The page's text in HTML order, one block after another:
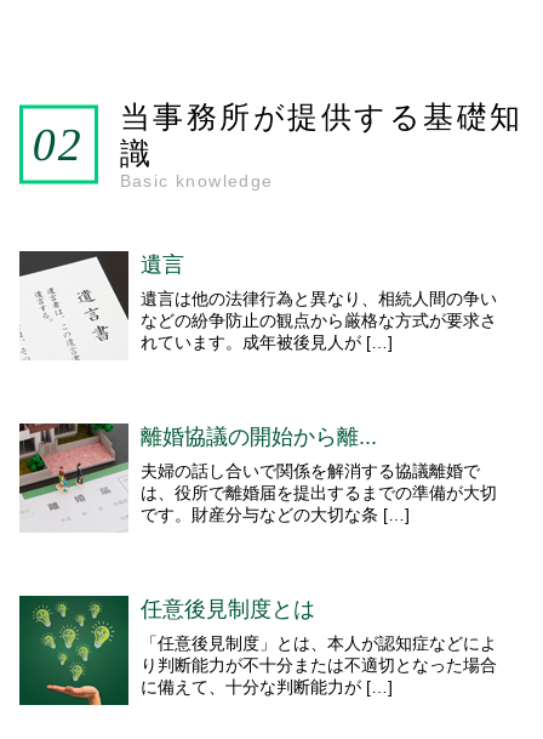
当事務所が提供する基礎知
識
Basic knowledge
遺言
遺言は他の法律行為と異なり、相続人間の争い
などの紛争防止の観点から厳格な方式が要求さ
れています。成年被後見人が […]
離婚協議の開始から離...
夫婦の話し合いで関係を解消する協議離婚で
は、役所で離婚届を提出するまでの準備が大切
です。財産分与などの大切な条 […]
任意後見制度とは
「任意後見制度」とは、本人が認知症などによ
り判断能力が不十分または不適切となった場合
に備えて、十分な判断能力が […]